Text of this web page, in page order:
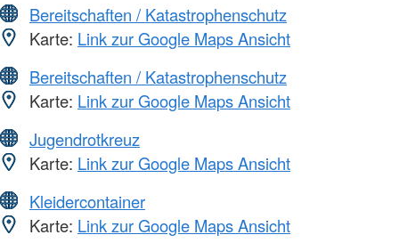
Bereitschaften / Katastrophenschutz
Karte: Link zur Google Maps Ansicht
Bereitschaften / Katastrophenschutz
Karte: Link zur Google Maps Ansicht
Jugendrotkreuz
Karte: Link zur Google Maps Ansicht
Kleidercontainer
Karte: Link zur Google Maps Ansicht